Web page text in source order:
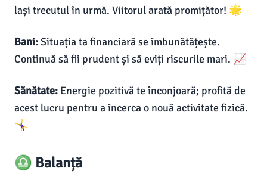
lași trecutul în urmă. Viitorul arată promițător! 🌟
Bani:Situația ta financiară se îmbunătățește.
Continuă să fii prudent și să eviți riscurile mari. 📈
Sănătate: Energie pozitivă te înconjoară; profită de
acest lucru pentru a încerca o nouă activitate fizică.
🤸‍♀️
♎ Balanță